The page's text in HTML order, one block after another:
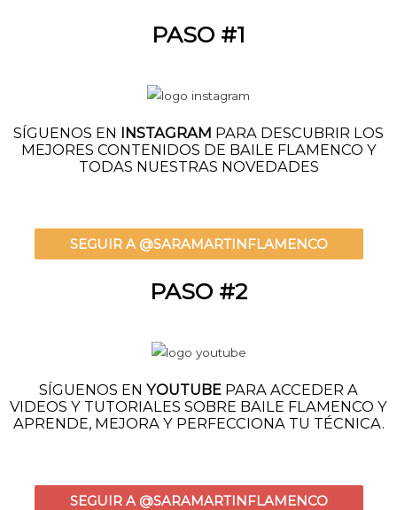
PASO #1
SÍGUENOS EN INSTAGRAM PARA DESCUBRIR LOS
MEJORES CONTENIDOS DE BAILE FLAMENCO Y
TODAS NUESTRAS NOVEDADES
SEGUIR A @SARAMARTINFLAMENCO
PASO #2
SÍGUENOS EN YOUTUBE PARA ACCEDER A
VIDEOS Y TUTORIALES SOBRE BAILE FLAMENCO Y
APRENDE, MEJORA Y PERFECCIONA TU TÉCNICA.
SEGUIR A @SARAMARTINFLAMENCO